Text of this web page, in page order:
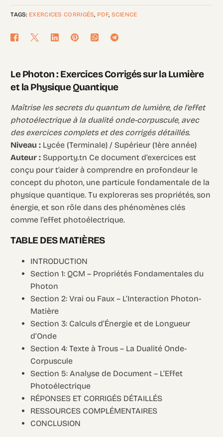
TAGS: EXERCICES CORRIGÉS, PDF, SCIENCE
Le Photon : Exercices Corrigés sur la Lumière
et la Physique Quantique
Maîtrise les secrets du quantum de lumière, de l’effet
photoélectrique à la dualité onde-corpuscule, avec
des exercices complets et des corrigés détaillés.
Niveau : Lycée (Terminale) / Supérieur (1ère année)
Auteur : Supporty.tn Ce document d’exercices est
conçu pour t’aider à comprendre en profondeur le
concept du photon, une particule fondamentale de la
physique quantique. Tu exploreras ses propriétés, son
énergie, et son rôle dans des phénomènes clés
comme l’effet photoélectrique.
TABLE DES MATIÈRES
INTRODUCTION
Section 1: QCM – Propriétés Fondamentales du
Photon
Section 2: Vrai ou Faux – L’Interaction Photon-
Matière
Section 3: Calculs d’Énergie et de Longueur
d’Onde
Section 4: Texte à Trous – La Dualité Onde-
Corpuscule
Section 5: Analyse de Document – L’Effet
Photoélectrique
RÉPONSES ET CORRIGÉS DÉTAILLÉS
RESSOURCES COMPLÉMENTAIRES
CONCLUSION